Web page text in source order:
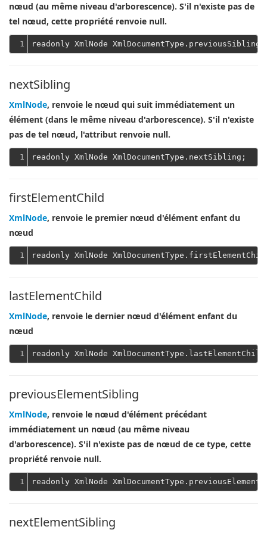
nœud (au même niveau d'arborescence). S'il n'existe pas de
tel nœud, cette propriété renvoie null.
1
nextSibling
XmlNode, renvoie le nœud qui suit immédiatement un
élément (dans le même niveau d'arborescence). S'il n'existe
pas de tel nœud, l'attribut renvoie null.
1
firstElementChild
XmlNode, renvoie le premier nœud d'élément enfant du
nœud
1
lastElementChild
XmlNode, renvoie le dernier nœud d'élément enfant du
nœud
1
previousElementSibling
XmlNode, renvoie le nœud d'élément précédant
immédiatement un nœud (au même niveau
d'arborescence). S'il n'existe pas de nœud de ce type, cette
propriété renvoie null.
1
nextElementSibling